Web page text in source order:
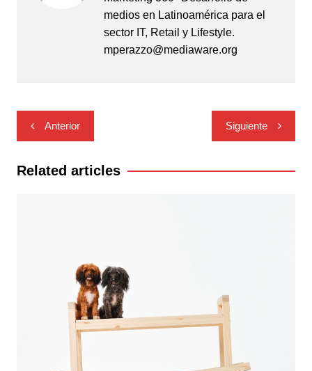
medios en Latinoamérica para el
sector IT, Retail y Lifestyle.
mperazzo@mediaware.org
Navegación
de
entradas
Anterior Siguiente
Related articles